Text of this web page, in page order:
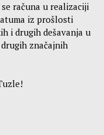
računa u realizaciji
iz prošlosti
i drugih dešavanja u
značajnih